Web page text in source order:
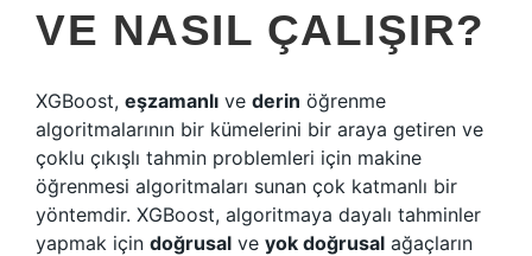
VE NASIL ÇALIŞIR?
XGBoost, eşzamanlı ve derin öğrenme
algoritmalarının bir kümelerini bir araya getiren ve
çoklu çıkışlı tahmin problemleri için makine
öğrenmesi algoritmaları sunan çok katmanlı bir
yöntemdir. XGBoost, algoritmaya dayalı tahminler
yapmak için doğrusal ve yok doğrusal ağaçların